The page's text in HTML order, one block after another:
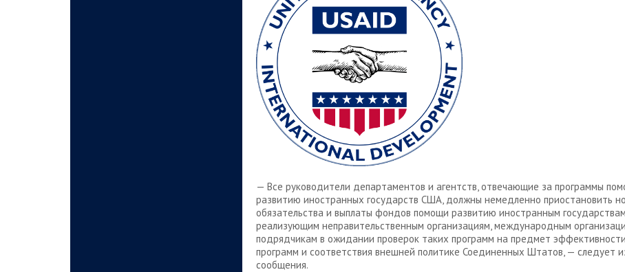
— Все руководители департаментов и агентств, отвечающие за программы
развитию иностранных государств США, должны немедленно приостановить
обязательства и выплаты фондов помощи развитию иностранным
реализующим неправительственным организациям, международным
подрядчикам в ожидании проверок таких программ на предмет эффективности
программ и соответствия внешней политике Соединенных Штатов, — следует
сообщения.